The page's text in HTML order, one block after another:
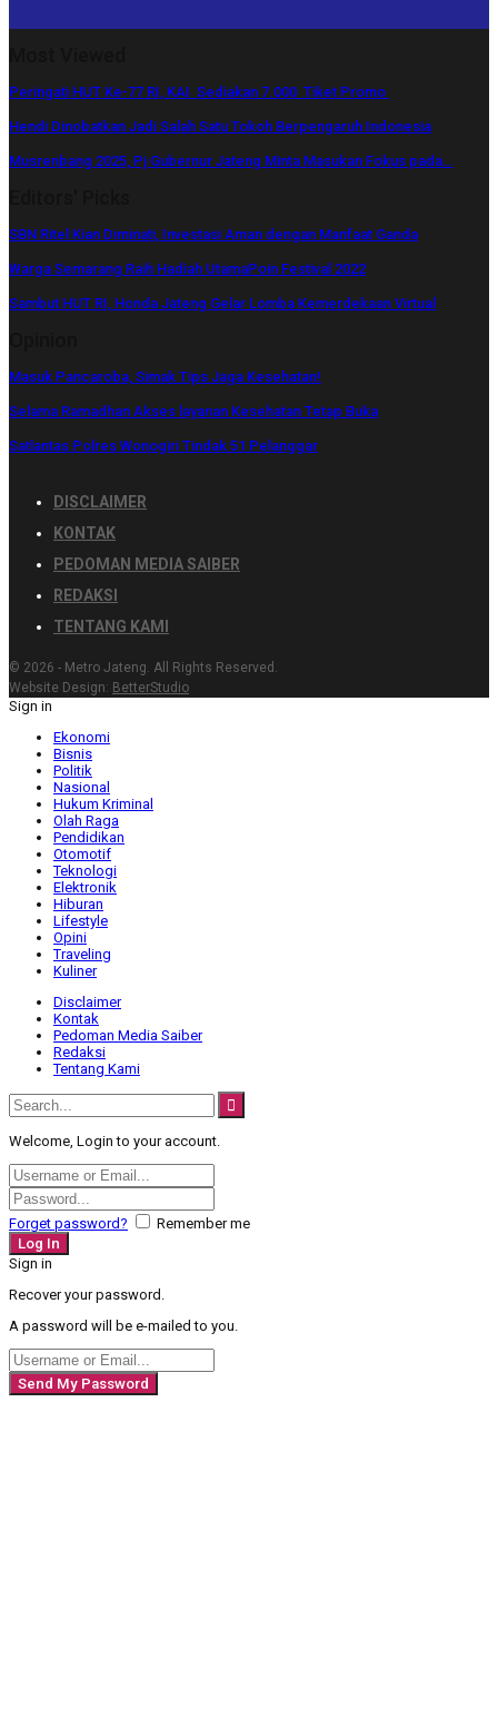
Peringati HUT Ke-77 RI, KAI Sediakan 7.000 Tiket Promo
Hendi Dinobatkan Jadi Salah Satu Tokoh Berpengaruh Indonesia
Musrenbang 2025, Pj Gubernur Jateng Minta Masukan Fokus pada…
SBN Ritel Kian Diminati, Investasi Aman dengan Manfaat Ganda
Warga Semarang Raih Hadiah UtamaPoin Festival 2022
Sambut HUT RI, Honda Jateng Gelar Lomba Kemerdekaan Virtual
Masuk Pancaroba, Simak Tips Jaga Kesehatan!
Selama Ramadhan Akses layanan Kesehatan Tetap Buka
Satlantas Polres Wonogiri Tindak 51 Pelanggar
DISCLAIMER
KONTAK
PEDOMAN MEDIA SAIBER
REDAKSI
TENTANG KAMI
© 2026 - Metro Jateng. All Rights Reserved.
Website Design: BetterStudio
Sign in
Ekonomi
Bisnis
Politik
Nasional
Hukum Kriminal
Olah Raga
Pendidikan
Otomotif
Teknologi
Elektronik
Hiburan
Lifestyle
Opini
Traveling
Kuliner
Disclaimer
Kontak
Pedoman Media Saiber
Redaksi
Tentang Kami
Welcome, Login to your account.
Forget password? Remember me
Sign in
Recover your password.
A password will be e-mailed to you.